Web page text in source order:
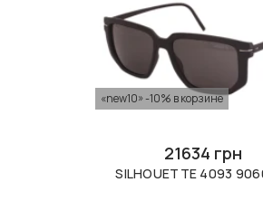
«new10» -10% в корзине
21634 грн
SILHOUETTE 4093